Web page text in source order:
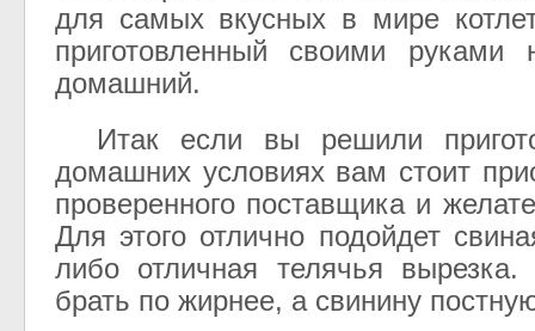
для самых вкусных в мире
приготовленный своими руками
домашний.
Итак если вы решили
домашних условиях вам стоит
проверенного поставщика и
Для этого отлично подойдет
либо отличная телячья вырезка.
брать по жирнее, а свинину